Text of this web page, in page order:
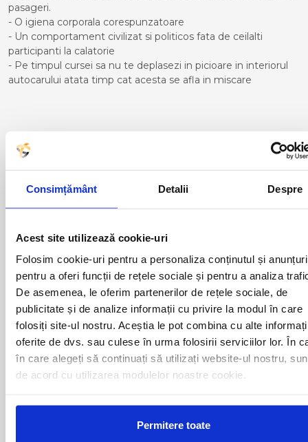
Consimțământ Detalii Despre
Acest site utilizează cookie-uri
Folosim cookie-uri pentru a personaliza conținutul și
pentru a oferi funcții de rețele sociale și pentru a analiza
De asemenea, le oferim partenerilor de rețele sociale, de
publicitate și de analize informații cu privire la modul în care
folosiți site-ul nostru. Aceștia le pot combina cu alte
oferite de dvs. sau culese în urma folosirii serviciilor lor. În
în care alegeți să continuați să utilizați website-ul nostru,
de acord cu utilizarea modulelor noastre cookie.
Permitere toate
pasageri.
- O igiena corporala corespunzatoare
- Un comportament civilizat si politicos fata de ceilalti
participanti la calatorie
- Pe timpul cursei sa nu te deplasezi in picioare in interiorul
autocarului atata timp cat acesta se afla in miscare
Curse din Romania catre
LANCON PROVENCE:
ACAS
ALBA IULIA
ALEXANDRIA
ARAD
BACAU
BAIA MARE
BAILE HERCULANE
BAILESTI
BALS-IS
BALS-OT
BARCA
BECHET
LUGOJ
MEDIAS
MOINESTI
MOTCA
NUSFALAU
OLTENITA
ONESTI
ORADEA
ORSOVA
PASCANI
PERICEI
PETROSANI
PIATRA NEAMT